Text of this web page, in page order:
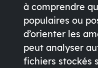
à comprendre
populaires ou
d’orienter les
peut analyser
fichiers stockés